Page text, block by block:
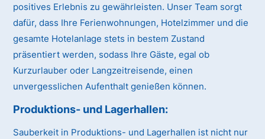
positives Erlebnis zu gewährleisten. Unser Team sorgt
dafür, dass Ihre Ferienwohnungen, Hotelzimmer und die
gesamte Hotelanlage stets in bestem Zustand
präsentiert werden, sodass Ihre Gäste, egal ob
Kurzurlauber oder Langzeitreisende, einen
unvergesslichen Aufenthalt genießen können.
Produktions- und Lagerhallen:
Sauberkeit in Produktions- und Lagerhallen ist nicht nur